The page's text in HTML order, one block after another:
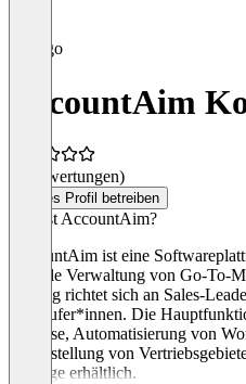
AccountAim
(0 Bewertungen)
Dieses Profil betreiben
Was ist AccountAim?
AccountAim ist eine
zentrale Verwaltung von Go-To-
Lösung richtet sich an Sales-
Verkäufer*innen. Die
Analyse, Automatisierung von
der Erstellung von
Anfrage erhältlich.